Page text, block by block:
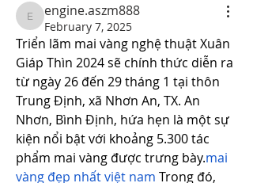
engine.aszm888
engine.aszm888
February 7, 2025
Triển lãm mai vàng nghệ thuật Xuân
Giáp Thìn 2024 sẽ chính thức diễn ra
từ ngày 26 đến 29 tháng 1 tại thôn
Trung Định, xã Nhơn An, TX. An
Nhơn, Bình Định, hứa hẹn là một sự
kiện nổi bật với khoảng 5.300 tác
phẩm mai vàng được trưng bày.mai
vàng đẹp nhất việt nam Trong đó,